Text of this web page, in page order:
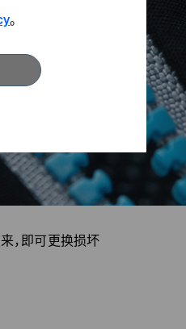
。
寻找发斯宁新灵感。
，即可更换损坏